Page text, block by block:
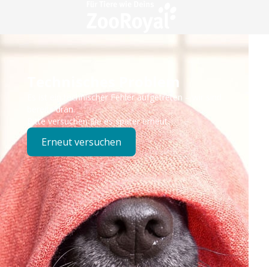
Technisches Problem
Es ist ein technischer Fehler aufgetreten – wir sind
bereits dran.
Bitte versuchen Sie es später erneut.
Erneut versuchen